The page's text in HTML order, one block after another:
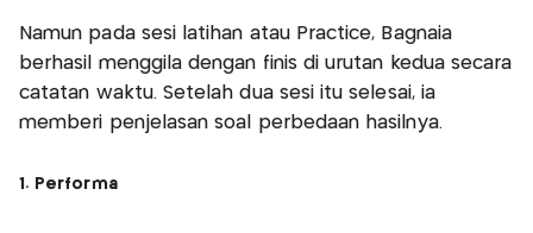
Namun pada sesi latihan atau Practice, Bagnaia
berhasil menggila dengan finis di urutan kedua secara
catatan waktu. Setelah dua sesi itu selesai, ia
memberi penjelasan soal perbedaan hasilnya.
1. Performa